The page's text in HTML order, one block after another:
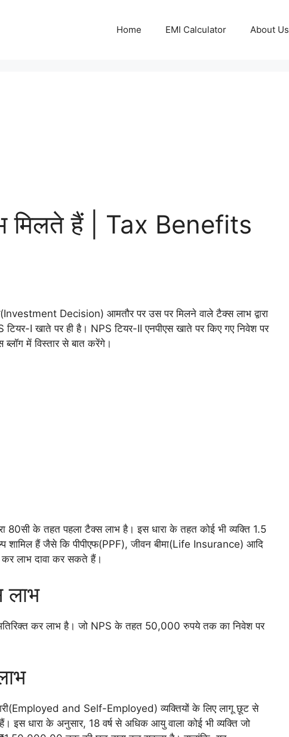
Home EMI Calculator About Us
मिलते हैं | Tax Benefits
Decision) आमतौर पर उस पर मिलने वाले टैक्स लाभ द्वारा
I खाते पर ही है। NPS टियर-II एनपीएस खाते पर किए गए निवेश पर
में विस्तार से बात करेंगे।
के तहत पहला टैक्स लाभ है। इस धारा के तहत कोई भी व्यक्ति 1.5
शामिल हैं जैसे कि पीपीएफ(PPF), जीवन बीमा(Life Insurance) आदि
लाभ दावा कर सकते हैं।
लाभ
कर लाभ है। जो NPS के तहत 50,000 रुपये तक का निवेश पर
and Self-Employed) व्यक्तियों के लिए लागू छूट से
धारा के अनुसार, 18 वर्ष से अधिक आयु वाला कोई भी व्यक्ति जो